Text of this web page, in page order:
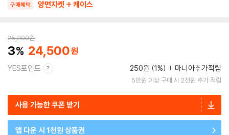
구매혜택 양면자켓 + 케이스
25,300원
3 24,500
YES포인트 250원 (1%) 마니아추가적립
5만원 이상 구매 시 2천원 추가 적립
사용 가능한 쿠폰 받기
앱 다운 시 1천원 상품권